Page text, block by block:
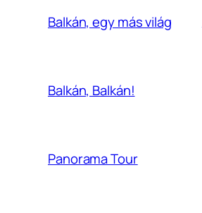
Balkán, egy más világ
Balkán, Balkán!
Panorama Tour